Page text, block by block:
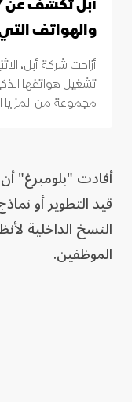
والهواتف
أزاحت شركة أبل،
مجموعة من المزايا
أفادت "بلومبرغ"
قيد التطوير أو
النسخ الداخلية
الموظفين.